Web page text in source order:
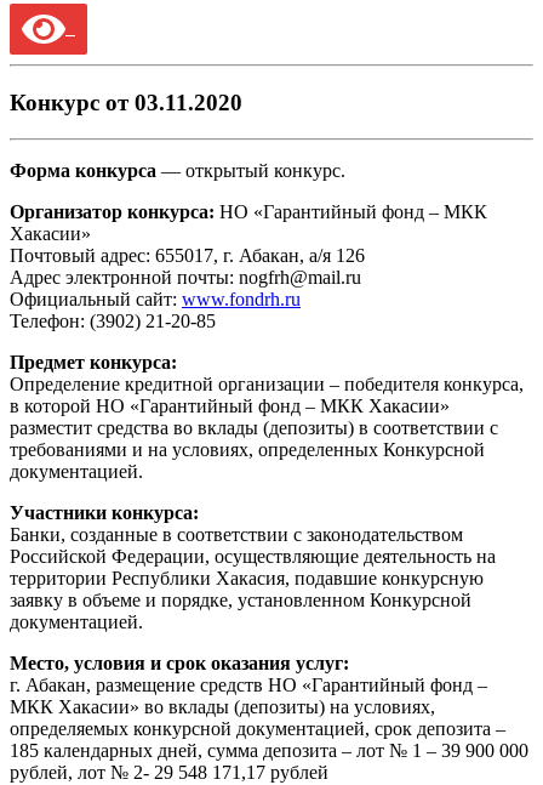
Конкурс от 03.11.2020
Форма конкурса — открытый конкурс.
Организатор конкурса: НО «Гарантийный фонд – МКК
Хакасии»
Почтовый адрес: 655017, г. Абакан, а/я 126
Адрес электронной почты: nogfrh@mail.ru
Официальный сайт: www.fondrh.ru
Телефон: (3902) 21-20-85
Предмет конкурса:
Определение кредитной организации – победителя конкурса,
в которой НО «Гарантийный фонд – МКК Хакасии»
разместит средства во вклады (депозиты) в соответствии с
требованиями и на условиях, определенных Конкурсной
документацией.
Участники конкурса:
Банки, созданные в соответствии с законодательством
Российской Федерации, осуществляющие деятельность на
территории Республики Хакасия, подавшие конкурсную
заявку в объеме и порядке, установленном Конкурсной
документацией.
Место, условия и срок оказания услуг:
г. Абакан, размещение средств НО «Гарантийный фонд –
МКК Хакасии» во вклады (депозиты) на условиях,
определяемых конкурсной документацией, срок депозита –
185 календарных дней, сумма депозита – лот № 1 – 39 900 000
рублей, лот № 2- 29 548 171,17 рублей